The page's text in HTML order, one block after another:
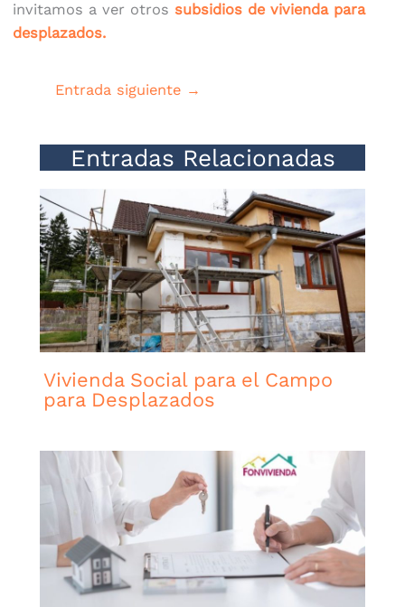
invitamos a ver otros subsidios de vivienda para
desplazados.
Entrada siguiente →
Entradas Relacionadas
Vivienda Social para el Campo
para Desplazados